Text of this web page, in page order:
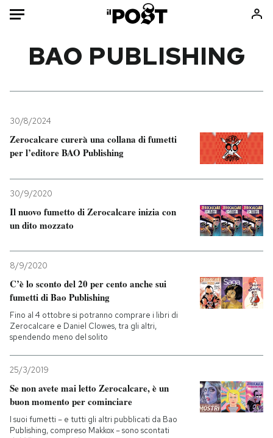
Mondo
Politica
Tecnologia
Scienza
Cultura
Economia
Consumismi
PODCAST
NEWSLETTER
I MIEI PREFERITI
SHOP
BAO PUBLISHING
30/8/2024
Zerocalcare curerà una collana di fumetti
per l’editore BAO Publishing
30/9/2020
Il nuovo fumetto di Zerocalcare inizia con
un dito mozzato
8/9/2020
C’è lo sconto del 20 per cento anche sui
fumetti di Bao Publishing
Fino al 4 ottobre si potranno comprare i libri di
Zerocalcare e Daniel Clowes, tra gli altri,
spendendo meno del solito
25/3/2019
Se non avete mai letto Zerocalcare, è un
buon momento per cominciare
I suoi fumetti – e tutti gli altri pubblicati da Bao
Publishing, compreso Makkox – sono scontati